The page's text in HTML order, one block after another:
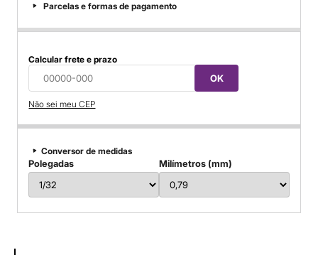
Parcelas e formas de pagamento
Calcular frete e prazo
OK
Não sei meu CEP
Conversor de medidas
Polegadas Milímetros (mm)